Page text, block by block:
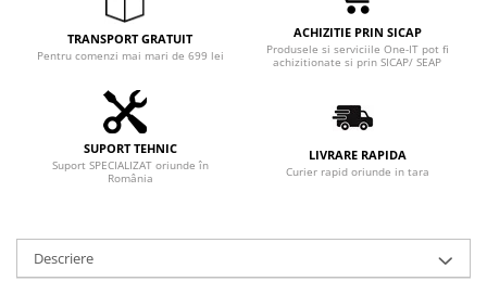
Tastaturi
USB Hub
Componente PC
Placi de Baza
Placi Video
Memorii
TRANSPORT GRATUIT
Pentru comenzi mai mari de 699 lei
ACHIZITIE PRIN SICAP
Produsele si serviciile One-IT pot fi
achizitionate si prin SICAP/ SEAP
SUPORT TEHNIC
Suport SPECIALIZAT oriunde în
România
LIVRARE RAPIDA
Curier rapid oriunde in tara
Descriere